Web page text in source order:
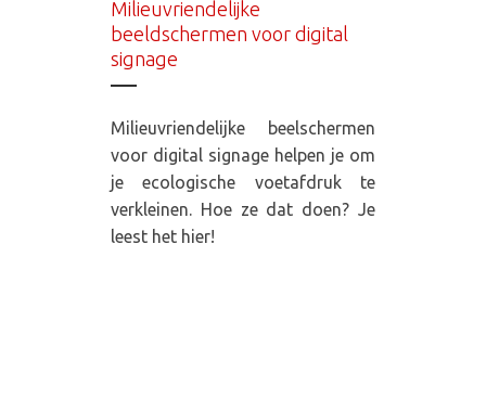
Milieuvriendelijke
beeldschermen voor digital
signage
Milieuvriendelijke beelschermen
voor digital signage helpen je om
je ecologische voetafdruk te
verkleinen. Hoe ze dat doen? Je
leest het hier!